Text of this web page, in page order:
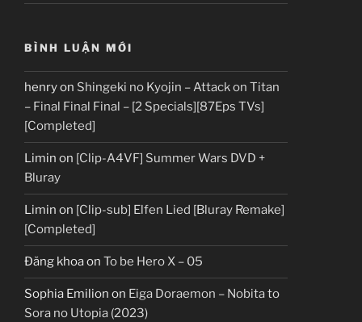
BÌNH LUẬN MỚI
henryon Shingeki no Kyojin – Attack on Titan
– Final Final Final – [2 Specials][87Eps TVs]
[Completed]
Limin on [Clip-A4VF] Summer Wars DVD +
Bluray
Limin on [Clip-sub] Elfen Lied [Bluray Remake]
[Completed]
Đăng khoaon To be Hero X – 05
Sophia Emilion on Eiga Doraemon – Nobita to
Sora no Utopia (2023)